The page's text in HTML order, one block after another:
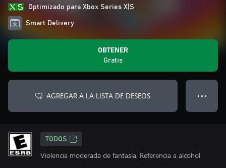
Optimizado para Xbox Series X|S
Smart Delivery
OBTENER
Gratis
AGREGAR A LA LISTA DE DESEOS ● ● ●
TODOS
Violencia moderada de fantasía, Referencia a alcohol